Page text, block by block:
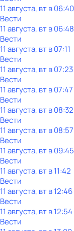
11 августа, вт в 06:40
Вести
11 августа, вт в 06:48
Вести
11 августа, вт в 07:11
Вести
11 августа, вт в 07:23
Вести
11 августа, вт в 07:47
Вести
11 августа, вт в 08:32
Вести
11 августа, вт в 08:57
Вести
11 августа, вт в 09:45
Вести
11 августа, вт в 11:42
Вести
11 августа, вт в 12:46
Вести
11 августа, вт в 12:54
Вести